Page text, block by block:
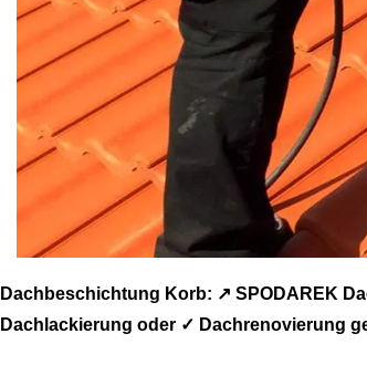
Dachbeschichtung Korb: ↗️ SPODAREK
Dachlackierung oder ✓ Dachrenovierung